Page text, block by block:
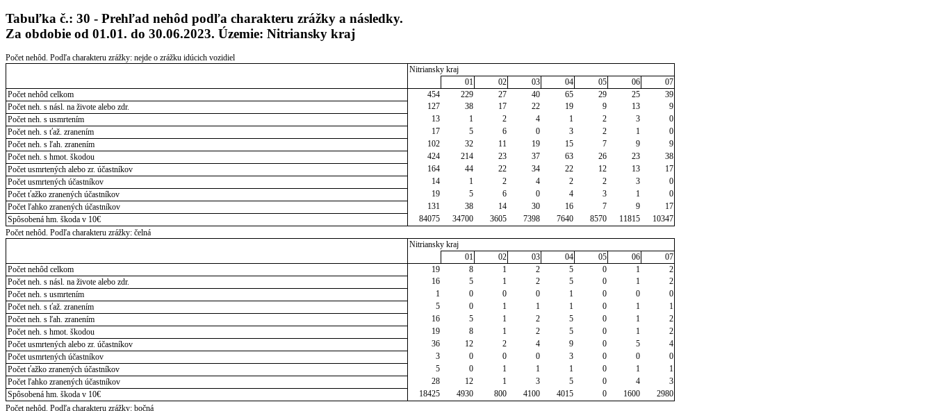
Tabuľka č.: 30 - Prehľad nehôd podľa charakteru zrážky a následky.
Za obdobie od 01.01. do 30.06.2023. Územie: Nitriansky kraj
Počet nehôd. Podľa charakteru zrážky: nejde o zrážku idúcich vozidiel
Nitriansky kraj
01
02 03 04 05 06
07
Počet nehôd celkom
454 229 27 40 65 29 25
39
Počet neh. s násl. na živote alebo zdr.
127 38 17 22 19 9 13
9
Počet neh. s usmrtením
13 1 2 4 1 2 3
0
Počet neh. s ťaž. zranením
17 5 6 0 3 2 1
0
Počet neh. s ľah. zranením
102 32 11 19 15 7 9
9
Počet neh. s hmot. škodou
424 214 23 37 63 26 23
38
Počet usmrtených alebo zr. účastníkov
164 44 22 34 22 12 13
17
Počet usmrtených účastníkov
14 1 2 4 2 2 3
0
Počet ťažko zranených účastníkov
19 5 6 0 4 3 1
0
Počet ľahko zranených účastníkov
131 38 14 30 16 7 9
17
Spôsobená hm. škoda v 10€
84075 34700 3605 7398 7640 8570 11815
10347
Počet nehôd. Podľa charakteru zrážky: čelná
Nitriansky kraj
01
02 03 04 05 06
07
Počet nehôd celkom
19 8 1 2 5 0 1
2
Počet neh. s násl. na živote alebo zdr.
16 5 1 2 5 0 1
2
Počet neh. s usmrtením
1 0 0 0 1 0 0
0
Počet neh. s ťaž. zranením
5 0 1 1 1 0 1
1
Počet neh. s ľah. zranením
16 5 1 2 5 0 1
2
Počet neh. s hmot. škodou
19 8 1 2 5 0 1
2
Počet usmrtených alebo zr. účastníkov
36 12 2 4 9 0 5
4
Počet usmrtených účastníkov
3 0 0 0 3 0 0
0
Počet ťažko zranených účastníkov
5 0 1 1 1 0 1
1
Počet ľahko zranených účastníkov
28 12 1 3 5 0 4
3
Spôsobená hm. škoda v 10€
18425 4930 800 4100 4015 0 1600
2980
Počet nehôd. Podľa charakteru zrážky: bočná